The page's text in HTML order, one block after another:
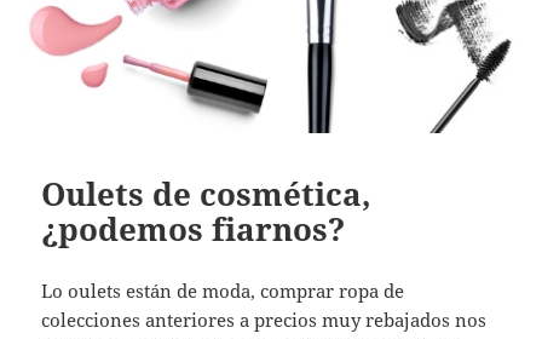
Oulets de cosmética,
¿podemos fiarnos?
Lo oulets están de moda, comprar ropa de
colecciones anteriores a precios muy rebajados nos